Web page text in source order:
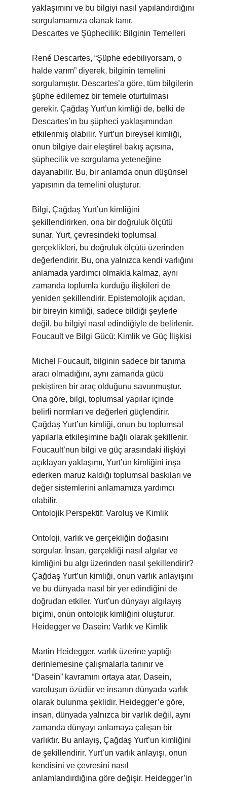
yaklaşımını ve bu bilgiyi nasıl yapılandırdığını
sorgulamamıza olanak tanır.
Descartes ve Şüphecilik: Bilginin Temelleri
René Descartes, “Şüphe edebiliyorsam, o
halde varım” diyerek, bilginin temelini
sorgulamıştır. Descartes’a göre, tüm bilgilerin
şüphe edilemez bir temele oturtulması
gerekir. Çağdaş Yurt’un kimliği de, belki de
Descartes’ın bu şüpheci yaklaşımından
etkilenmiş olabilir. Yurt’un bireysel kimliği,
onun bilgiye dair eleştirel bakış açısına,
şüphecilik ve sorgulama yeteneğine
dayanabilir. Bu, bir anlamda onun düşünsel
yapısının da temelini oluşturur.
Bilgi, Çağdaş Yurt’un kimliğini
şekillendirirken, ona bir doğruluk ölçütü
sunar. Yurt, çevresindeki toplumsal
gerçeklikleri, bu doğruluk ölçütü üzerinden
değerlendirir. Bu, ona yalnızca kendi varlığını
anlamada yardımcı olmakla kalmaz, aynı
zamanda toplumla kurduğu ilişkileri de
yeniden şekillendirir. Epistemolojik açıdan,
bir bireyin kimliği, sadece bildiği şeylerle
değil, bu bilgiyi nasıl edindiğiyle de belirlenir.
Foucault ve Bilgi Gücü: Kimlik ve Güç İlişkisi
Michel Foucault, bilginin sadece bir tanıma
aracı olmadığını, aynı zamanda gücü
pekiştiren bir araç olduğunu savunmuştur.
Ona göre, bilgi, toplumsal yapılar içinde
belirli normları ve değerleri güçlendirir.
Çağdaş Yurt’un kimliği, onun bu toplumsal
yapılarla etkileşimine bağlı olarak şekillenir.
Foucault’nun bilgi ve güç arasındaki ilişkiyi
açıklayan yaklaşımı, Yurt’un kimliğini inşa
ederken maruz kaldığı toplumsal baskıları ve
değer sistemlerini anlamamıza yardımcı
olabilir.
Ontolojik Perspektif: Varoluş ve Kimlik
Ontoloji, varlık ve gerçekliğin doğasını
sorgular. İnsan, gerçekliği nasıl algılar ve
kimliğini bu algı üzerinden nasıl şekillendirir?
Çağdaş Yurt’un kimliği, onun varlık anlayışını
ve bu dünyada nasıl bir yer edindiğini de
doğrudan etkiler. Yurt’un dünyayı algılayış
biçimi, onun ontolojik kimliğini oluşturur.
Heidegger ve Dasein: Varlık ve Kimlik
Martin Heidegger, varlık üzerine yaptığı
derinlemesine çalışmalarla tanınır ve
“Dasein” kavramını ortaya atar. Dasein,
varoluşun özüdür ve insanın dünyada varlık
olarak bulunma şeklidir. Heidegger’e göre,
insan, dünyada yalnızca bir varlık değil, aynı
zamanda dünyayı anlamaya çalışan bir
varlıktır. Bu anlayış, Çağdaş Yurt’un kimliğini
de şekillendirir. Yurt’un varlık anlayışı, onun
kendisini ve çevresini nasıl
anlamlandırdığına göre değişir. Heidegger’in